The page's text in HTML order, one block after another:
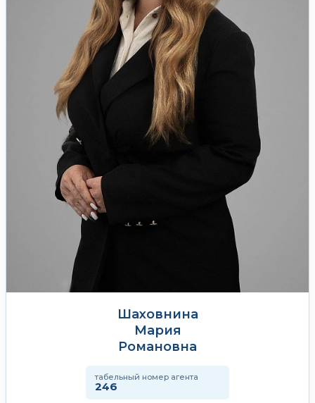
Шаховнина
Мария
Романовна
табельный номер агента
246